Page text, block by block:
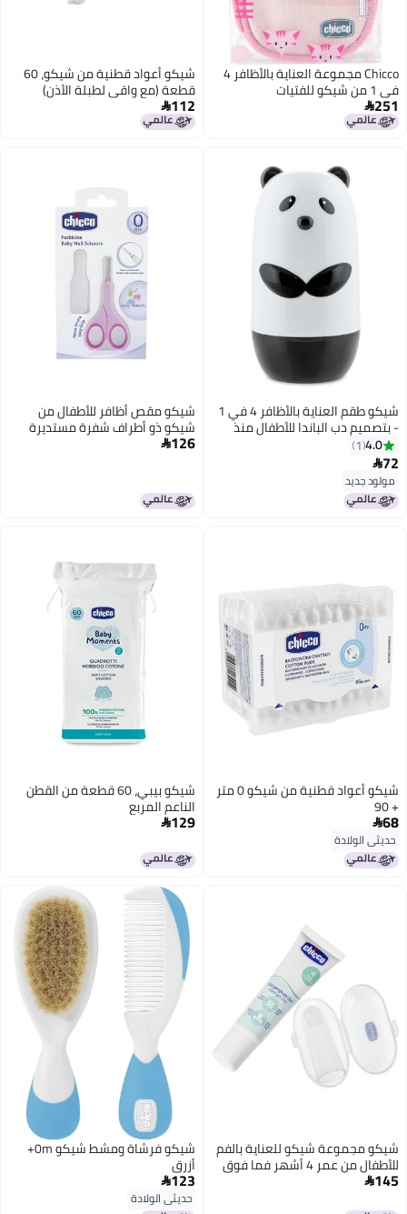
Chicco مجموعة العناية بالأظافر 4
في 1 من شيكو للفتيات
251
شيكو أعواد قطنية من شيكو، 60
قطعة (مع واقي لطبلة الأذن)
112
شيكو طقم العناية بالأظافر 4 في 1
- بتصميم دب الباندا للأطفال منذ
الولادة وما فوق
4.0
1
72
مولود جديد
شيكو مقص أظافر للأطفال من
شيكو ذو أطراف شفرة مستديرة
لضمان السلامة، ومقبض سهل
فوق (وردي)
126
شيكو أعواد قطنية من شيكو 0 متر
+ 90
68
حديثي الولادة
شيكو بيبي، 60 قطعة من القطن
الناعم المربع
129
شيكو مجموعة شيكو للعناية بالفم
للأطفال من عمر 4 أشهر فما فوق
145
شيكو فرشاة ومشط شيكو 0m+
أزرق
123
حديثي الولادة